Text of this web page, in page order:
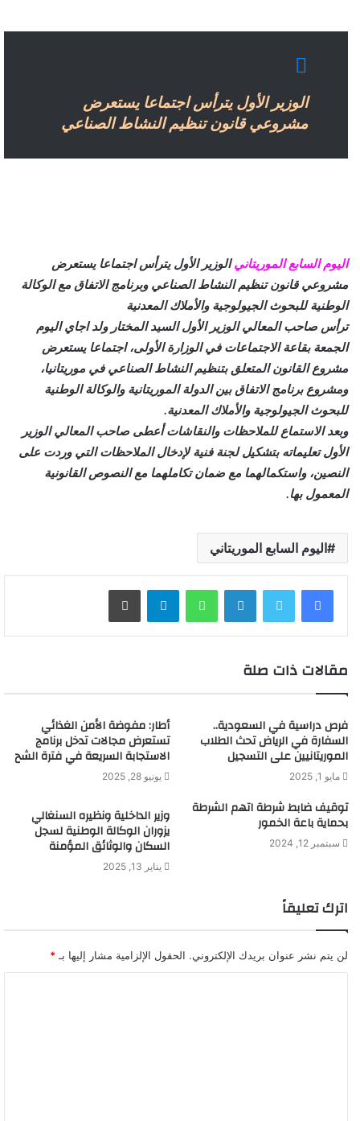
الوزير الأول يترأس اجتماعا يستعرض
مشروعي قانون تنظيم النشاط الصناعي
اليوم السابع الموريتانيالوزير الأول يترأس اجتماعا يستعرض
مشروعي قانون تنظيم النشاط الصناعي وبرنامج الاتفاق مع الوكالة
الوطنية للبحوث الجيولوجية والأملاك المعدنية
ترأس صاحب المعالي الوزير الأول السيد المختار ولد اجاي اليوم
الجمعة بقاعة الاجتماعات في الوزارة الأولى، اجتماعا يستعرض
مشروع القانون المتعلق بتنظيم النشاط الصناعي في موريتانيا،
ومشروع برنامج الاتفاق بين الدولة الموريتانية والوكالة الوطنية
للبحوث الجيولوجية والأملاك المعدنية.
وبعد الاستماع للملاحظات والنقاشات أعطى صاحب المعالي الوزير
الأول تعليماته بتشكيل لجنة فنية لإدخال الملاحظات التي وردت على
النصين، واستكمالهما مع ضمان تكاملهما مع النصوص القانونية
المعمول بها.
اليوم السابع الموريتاني
لينكدإن واتساب
مقالات ذات صلة
فرص دراسية في السعودية..
السفارة في الرياض تحث الطلاب
الموريتانيين على التسجيل
مايو 1, 2025
أطار: مفوضة الأمن الغذائي
تستعرض مجالات تدخل برنامج
الاستجابة السريعة في فترة الشح
يونيو 28, 2025
توقيف ضابط شرطة اتهم الشرطة
بحماية باعة الخمور
سبتمبر 12, 2024
وزير الداخلية ونظيره السنغالي
يزوران الوكالة الوطنية لسجل
السكان والوثائق المؤمنة
يناير 13, 2025
اترك تعليقاً
لن يتم نشر عنوان بريدك الإلكتروني. الحقول الإلزامية مشار إليها بـ *